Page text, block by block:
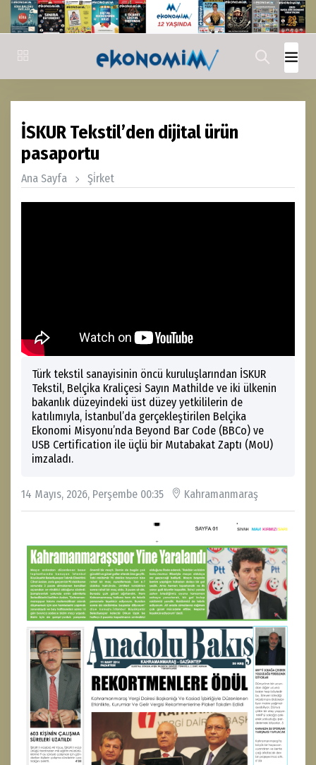
İSKUR Tekstil’den dijital ürün
pasaportu
Ana Sayfa Şi̇rket
Türk tekstil sanayisinin öncü kuruluşlarından İSKUR
Tekstil, Belçika Kraliçesi Sayın Mathilde ve iki ülkenin
bakanlık düzeyindeki üst düzey yetkililerin de
katılımıyla, İstanbul’da gerçekleştirilen Belçika
Ekonomi Misyonu’nda Beyond Bar Code (BBCo) ve
USB Certification ile üçlü bir Mutabakat Zaptı (MoU)
imzaladı.
14 Mayıs, 2026, Perşembe 00:35 Kahramanmaraş